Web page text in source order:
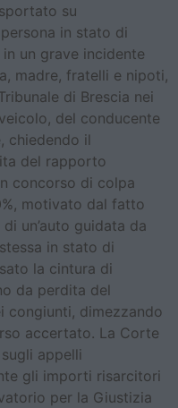
su
in stato di
un grave incidente
madre, fratelli e nipoti,
di Brescia nei
del conducente
chiedendo il
del rapporto
concorso di colpa
motivato dal fatto
un’auto guidata da
in stato di
la cintura di
da perdita del
congiunti, dimezzando
accertato. La Corte
appelli
gli importi risarcitori
per la Giustizia